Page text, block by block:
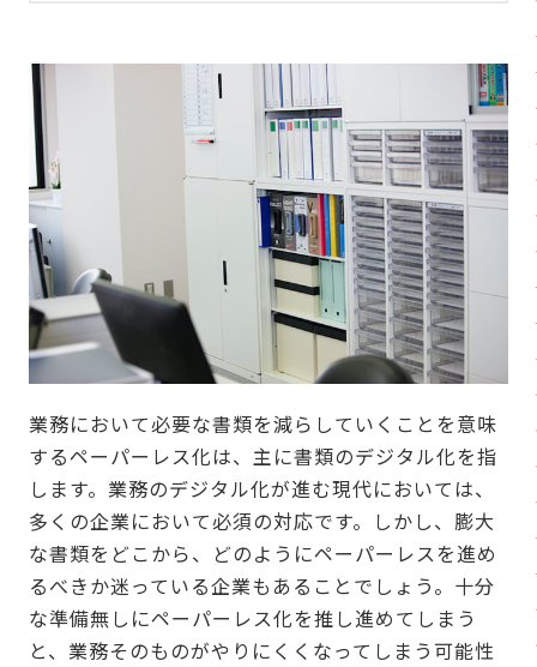
業務において必要な書類を減らしていくことを意味
するペーパーレス化は、主に書類のデジタル化を指
します。業務のデジタル化が進む現代においては、
多くの企業において必須の対応です。しかし、膨大
な書類をどこから、どのようにペーパーレスを進め
るべきか迷っている企業もあることでしょう。十分
な準備無しにペーパーレス化を推し進めてしまう
と、業務そのものがやりにくくなってしまう可能性